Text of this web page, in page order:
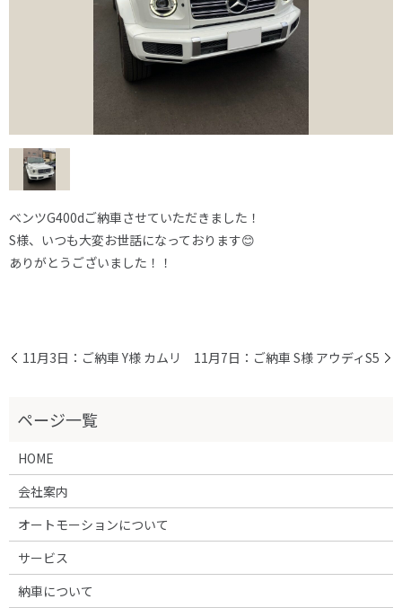
ベンツG400dご納車させていただきました！
S様、いつも大変お世話になっております😊
ありがとうございました！！
11月3日：ご納車 Y様 カムリ 11月7日：ご納車 S様 アウディS5
HOME
会社案内
オートモーションについて
サービス
納車について